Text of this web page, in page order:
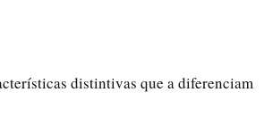
distintivas que a diferenciam